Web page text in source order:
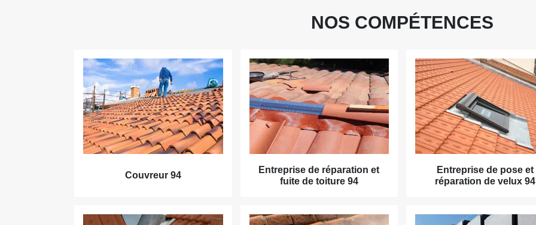
NOS COMPÉTENCES
Couvreur 94
Entreprise de réparation et
fuite de toiture 94
Entreprise de pose et
réparation de velux 94